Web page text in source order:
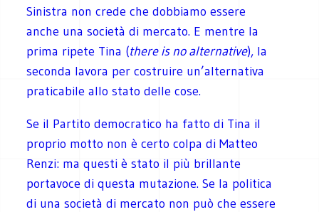
Sinistra non crede che dobbiamo essere
anche una società di mercato. E mentre la
prima ripete Tina (there is no alternative), la
seconda lavora per costruire un’alternativa
praticabile allo stato delle cose.
Se il Partito democratico ha fatto di Tina il
proprio motto non è certo colpa di Matteo
Renzi: ma questi è stato il più brillante
portavoce di questa mutazione. Se la politica
di una società di mercato non può che essere